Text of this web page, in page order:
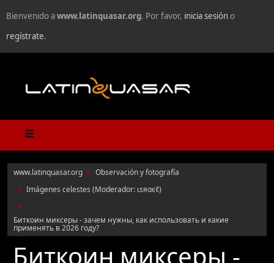
Bienvenido awww.latinquasar.org. Por favor, inicia sesióno
regístrate.
www.latinquasar.org ► Observación y fotografía
► Imágenes celestes (Moderador: ιѕяαєℓ)
►
Биткоин миксеры - зачем нужны, как использовать и какие
применять в 2026 году?
Биткоин миксеры -